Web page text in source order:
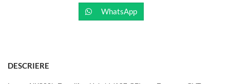
WhatsApp
DESCRIERE